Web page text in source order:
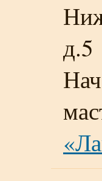
д.5